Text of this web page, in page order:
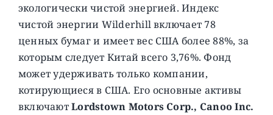
экологически чистой энергией. Индекс
чистой энергии Wilderhill включает 78
ценных бумаг и имеет вес США более 88%, за
которым следует Китай всего 3,76%. Фонд
может удерживать только компании,
котирующиеся в США. Его основные активы
включаютLordstown Motors Corp., Canoo Inc.